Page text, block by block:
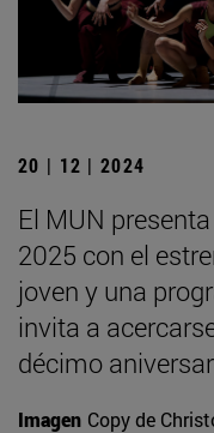
20 | 12 | 2024
El MUN
2025 con el
joven y una
invita a
décimo
Imagen Copy de